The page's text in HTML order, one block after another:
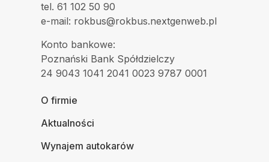
tel. 61 102 50 90
e-mail: rokbus@rokbus.nextgenweb.pl
Konto bankowe:
Poznański Bank Spółdzielczy
24 9043 1041 2041 0023 9787 0001
O firmie
Aktualności
Wynajem autokarów